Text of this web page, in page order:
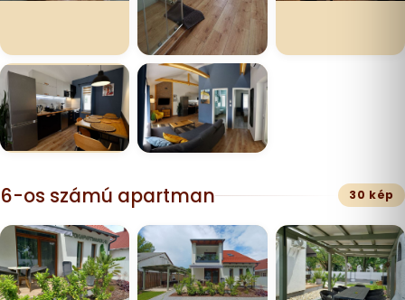
6-os számú apartman 30 kép